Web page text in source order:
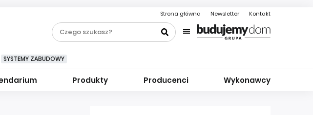
Strona główna Newsletter Kontakt
SYSTEMY ZABUDOWY
Produkty Producenci Wykonawcy